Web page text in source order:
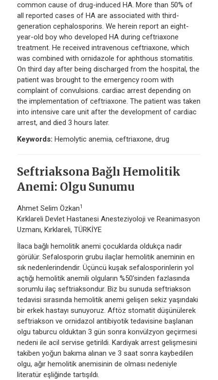
common cause of drug-induced HA. More than 50% of
all reported cases of HA are associated with third-
generation cephalosporins. We herein report an eight-
year-old boy who developed HA during ceftriaxone
treatment. He received intravenous ceftriaxone, which
was combined with ornidazole for aphthous stomatitis.
On third day after being discharged from the hospital, the
patient was brought to the emergency room with
complaint of convulsions. cardiac arrest depending on
the implementation of ceftriaxone. The patient was taken
into intensive care unit after the development of cardiac
arrest, and died 3 hours later.
Keywords: Hemolytic anemia, ceftriaxone, drug
Seftriaksona Bağlı Hemolitik
Anemi: Olgu Sunumu
Ahmet Selim Özkan1
Kırklareli Devlet Hastanesi Anesteziyoloji ve Reanimasyon
Uzmanı, Kırklareli, TÜRKİYE
İlaca bağlı hemolitik anemi çocuklarda oldukça nadir
görülür. Sefalosporin grubu ilaçlar hemolitik aneminin en
sık nedenlerindendir. Üçüncü kuşak sefalosporinlerin yol
açtığı hemolitik anemili olguların %50’sinden fazlasında
sorumlu ilaç seftriaksondur. Biz bu sunuda seftriakson
tedavisi sırasında hemolitik anemi gelişen sekiz yaşındaki
bir erkek hastayı sunuyoruz. Aftöz stomatit düşünülerek
seftriakson ve ornidazol antibiyotik tedavisine başlanan
olgu taburcu olduktan 3 gün sonra konvülzyon geçirmesi
nedeni ile acil servise getirildi. Kardiyak arrest gelişmesini
takiben yoğun bakıma alınan ve 3 saat sonra kaybedilen
olgu, ağır hemolitik anemisinin de olması nedeniyle
literatür eşliğinde tartışıldı.